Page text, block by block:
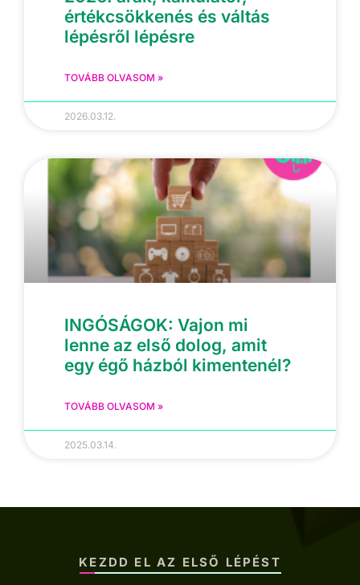
értékcsökkenés és váltás
lépésről lépésre
TOVÁBB OLVASOM »
2026.03.12.
INGÓSÁGOK: Vajon mi
lenne az első dolog, amit
egy égő házból kimentenél?
TOVÁBB OLVASOM »
2025.03.14.
KEZDD EL AZ ELSŐ LÉPÉST